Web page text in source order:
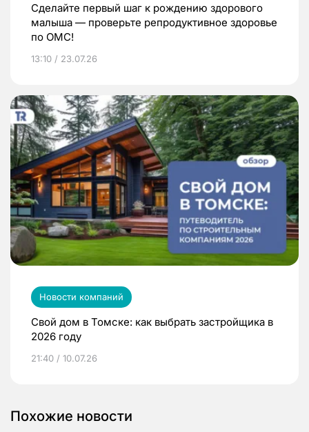
Сделайте первый шаг к рождению здорового
малыша — проверьте репродуктивное здоровье
по ОМС!
13:10 / 23.07.26
Новости компаний
Свой дом в Томске: как выбрать застройщика в
2026 году
21:40 / 10.07.26
Похожие новости